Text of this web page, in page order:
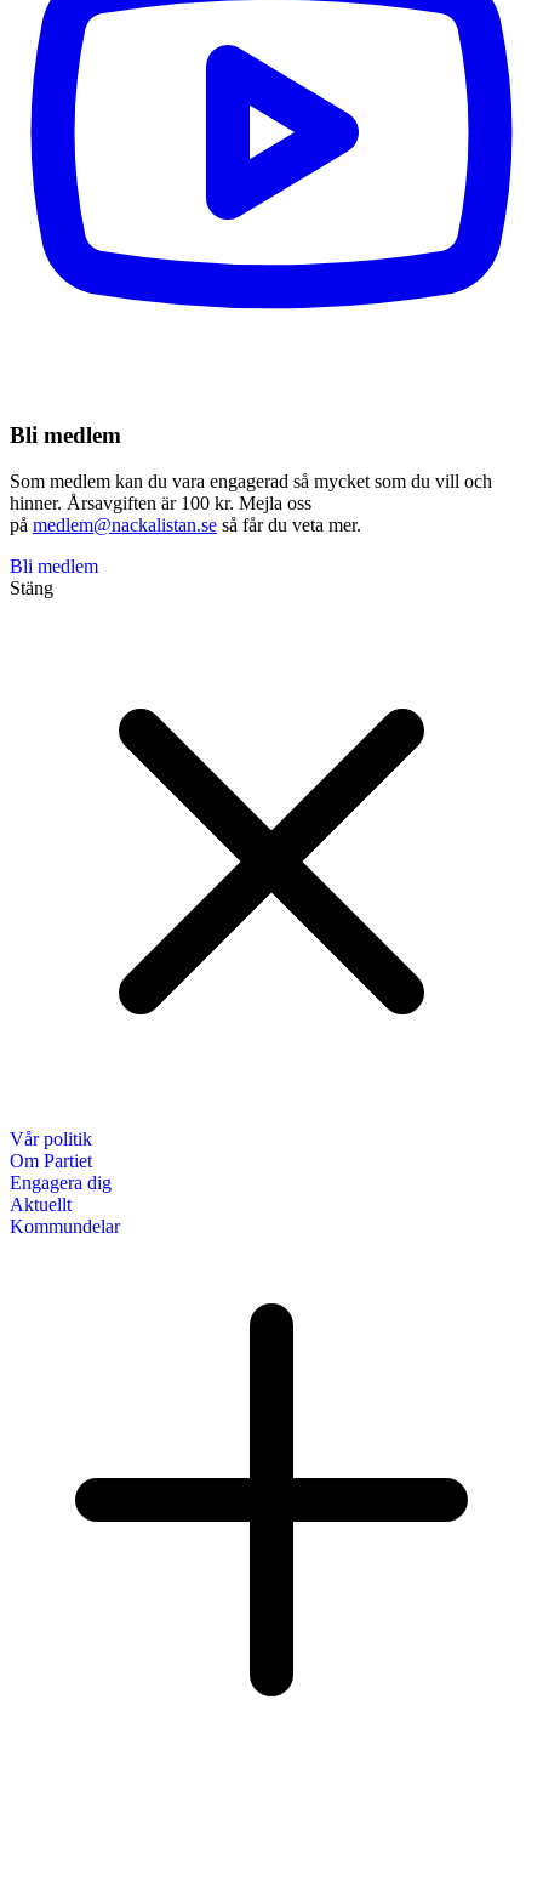
Bli medlem
Som medlem kan du vara engagerad så mycket som du vill och
hinner. Årsavgiften är 100 kr. Mejla oss
på medlem@nackalistan.se så får du veta mer.
Bli medlem
Stäng
Vår politik
Om Partiet
Engagera dig
Aktuellt
Kommundelar